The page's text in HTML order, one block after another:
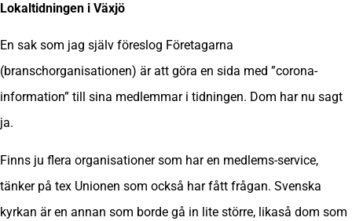
Lokaltidningen i Växjö
En sak som jag själv föreslog Företagarna
(branschorganisationen) är att göra en sida med ”corona-
information” till sina medlemmar i tidningen. Dom har nu sagt
ja.
Finns ju flera organisationer som har en medlems-service,
tänker på tex Unionen som också har fått frågan. Svenska
kyrkan är en annan som borde gå in lite större, likaså dom som